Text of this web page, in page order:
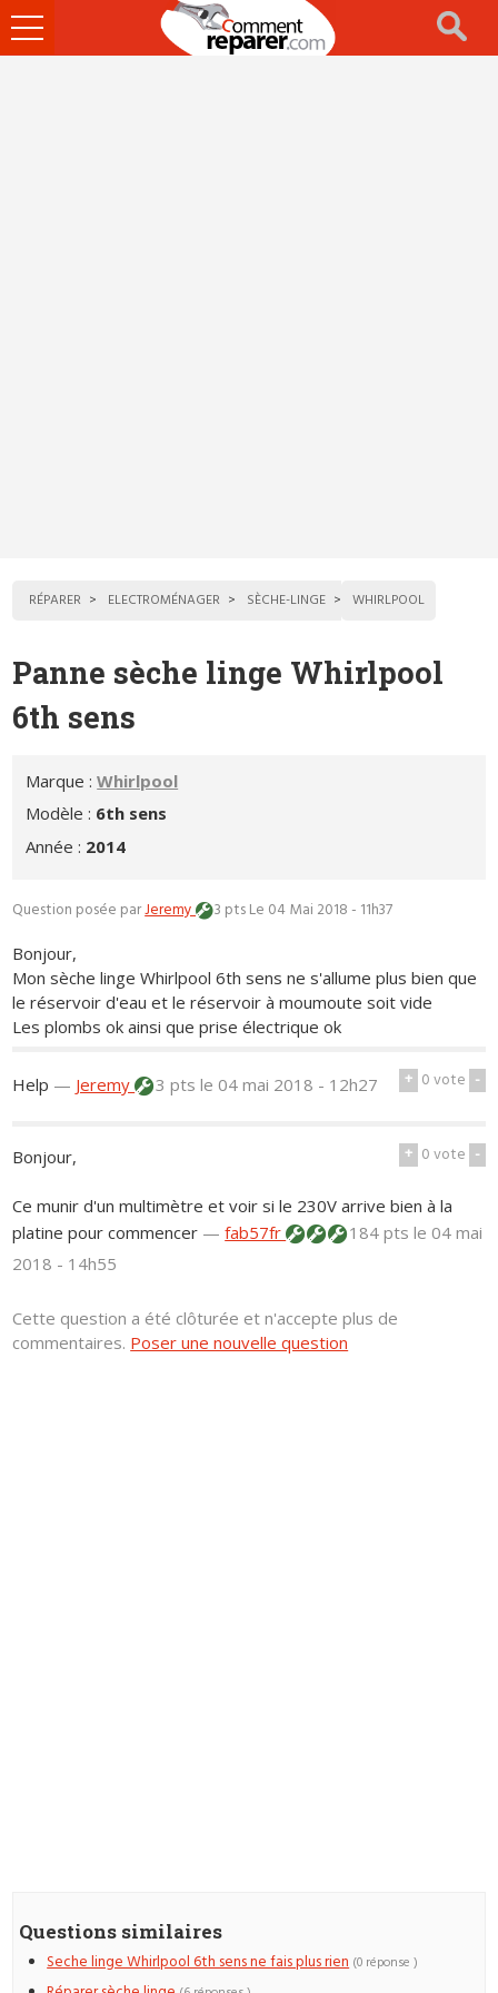
Ouvrir
le
RÉPARER ELECTROMÉNAGER SÈCHE-LINGE WHIRLPOOL
Panne sèche linge Whirlpool
6th sens
Marque :Whirlpool
Modèle : 6th sens
Année : 2014
Question posée parJeremy 3 ptsLe 04 Mai 2018 - 11h37
Bonjour,
Mon sèche linge Whirlpool 6th sens ne s'allume plus bien que
le réservoir d'eau et le réservoir à moumoute soit vide
Les plombs ok ainsi que prise électrique ok
+ 0vote -
Help — Jeremy 3 ptsle 04 mai 2018 - 12h27
+ 0vote -
Bonjour,
Ce munir d'un multimètre et voir si le 230V arrive bien à la
platine pour commencer —fab57fr 184 ptsle 04 mai
2018 - 14h55
Cette question a été clôturée et n'accepte plus de
commentaires. Poser une nouvelle question
Questions similaires
Seche linge Whirlpool 6th sens ne fais plus rien (0 réponse )